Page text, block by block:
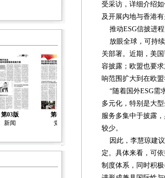
第03版
新闻
第04版
党建
第05版
社会治理
第06
受采访，详细介绍
及开展内地与香港
推动ESG信披进程
放眼全球，可持续
关部署。近期，美
容披露；欧盟也要
响范围扩大到在欧
“随着国外ESG需
多元化，特别是大
服务多集中于披露
较少。
因此，李慧琼建议
定。具体来看，可
制度体系，同时积